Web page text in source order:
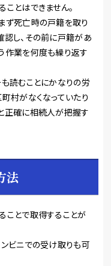
とはできません。
ず死亡時の戸籍を取り
し、その前に戸籍があ
作業を何度も繰り返す
読むことにかなりの労
村がなくなっていたり
正確に相続人が把握す
法
ことで取得することが
ビニでの受け取りも可